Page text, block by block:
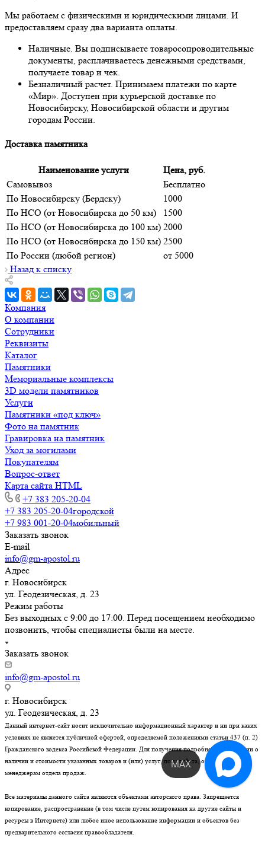
Мы работаем с физическими и юридическими лицами. И
предоставляем сразу два варианта оплаты.
Наличные. Вы подписываете товаросопроводительные
документы, расплачиваетесь денежными средствами,
получаете товар и чек.
Безналичный расчет. Принимаем платежи по карте
«Мир». Доступен при курьерской доставке по
Новосибирску, Новосибирской области и другим
городам России.
Доставка памятника
Наименование услуги
Цена, руб.
Самовывоз
Бесплатно
По Новосибирску (Бердску)
1000
По НСО (от Новосибирска до 50 км)
1500
По НСО (от Новосибирска до 100 км) 2000
По НСО (от Новосибирска до 150 км) 2500
По России (любой регион)
от 5000
Назад к списку
Компания
О компании
Сотрудники
Реквизиты
Каталог
Памятники
Мемориальные комплексы
3D модели памятников
Услуги
Памятники «под ключ»
Фото на памятник
Гравировка на памятник
Уход за могилами
Покупателям
Вопрос-ответ
Карта сайта HTML
+7 383 205-20-04
+7 383 205-20-04городской
+7 983 001-20-04мобильный
Заказать звонок
E-mail
info@gm-apostol.ru
Адрес
г. Новосибирск
ул. Геодезическая, д. 23
Режим работы
Без выходных с 9:00 до 17:00. Перед посещением необходимо
позвонить, чтобы специалисты были на месте.
Заказать звонок
info@gm-apostol.ru
г. Новосибирск
ул. Геодезическая, д. 23
Данный интернет-сайт носит исключительно информационный характер и ни при каких
условиях не является публичной офертой, определяемой положениями статьи 437 (п. 2)
Гражданского кодекса Российской Федерации. Для получения подробной информации о
наличии и стоимости указанных товаров и (или) услуг, пожалуйста, обращайтесь к
менеджерам отдела продаж.
Все материалы данного сайта являются объектами авторского права. Запрещается
копирование, распространение (в том числе путем копирования на другие сайты и
ресурсы в Интернете) или любое иное использование информации и объектов без
предварительного согласия правообладателя.
MAX